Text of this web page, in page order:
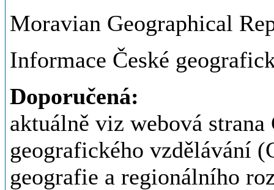
Moravian Geographical
Informace České
Doporučená:
aktuálně viz webová
geografického vzdělávání
geografie a regionálního